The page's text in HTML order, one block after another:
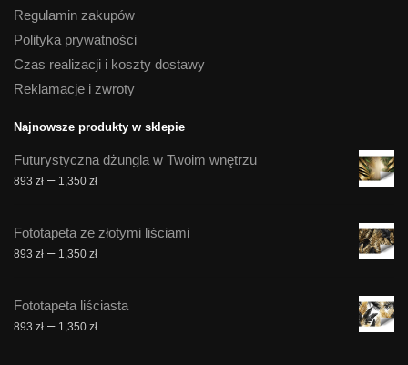
Regulamin zakupów
Polityka prywatności
Czas realizacji i koszty dostawy
Reklamacje i zwroty
Najnowsze produkty w sklepie
Futurystyczna dżungla w Twoim wnętrzu
893 zł – 1,350 złZakres
893 zł
do
Fototapeta ze złotymi liściami
893 zł – 1,350 złZakres
893 zł
do
Fototapeta liściasta
893 zł – 1,350 złZakres